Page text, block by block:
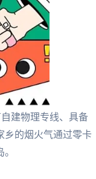
建物理专线、具备
乡的烟火气通过零卡